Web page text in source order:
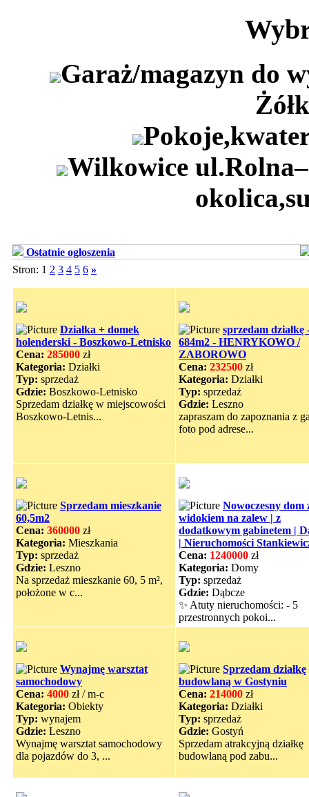
Garaż/magazyn do
Wilkowice
Ostatnie ogłoszenia
Stron: 1 2 3 4 5 6 »
Działka + domek
holenderski - Boszkowo-Letnisko
Cena: 285000 zł
Kategoria: Działki
Typ: sprzedaż
Gdzie: Boszkowo-Letnisko
Sprzedam działkę w miejscowości
Boszkowo-Letnis...
sprzedam działkę
684m2 - HENRYKOWO /
ZABOROWO
Cena: 232500 zł
Kategoria: Działki
Typ: sprzedaż
Gdzie: Leszno
zapraszam do zapoznania z
foto pod adrese...
Sprzedam mieszkanie
60,5m2
Cena: 360000 zł
Kategoria: Mieszkania
Typ: sprzedaż
Gdzie: Leszno
Na sprzedaż mieszkanie 60, 5 m²,
położone w c...
Nowoczesny dom
widokiem na zalew | z
dodatkowym gabinetem |
| Nieruchomości
Cena: 1240000 zł
Kategoria: Domy
Typ: sprzedaż
Gdzie: Dąbcze
✨ Atuty nieruchomości: - 5
przestronnych pokoi...
Wynajmę warsztat
samochodowy
Cena: 4000 zł / m-c
Kategoria: Obiekty
Typ: wynajem
Gdzie: Leszno
Wynajmę warsztat samochodowy
dla pojazdów do 3, ...
Sprzedam działkę
budowlaną w Gostyniu
Cena: 214000 zł
Kategoria: Działki
Typ: sprzedaż
Gdzie: Gostyń
Sprzedam atrakcyjną działkę
budowlaną pod zabu...